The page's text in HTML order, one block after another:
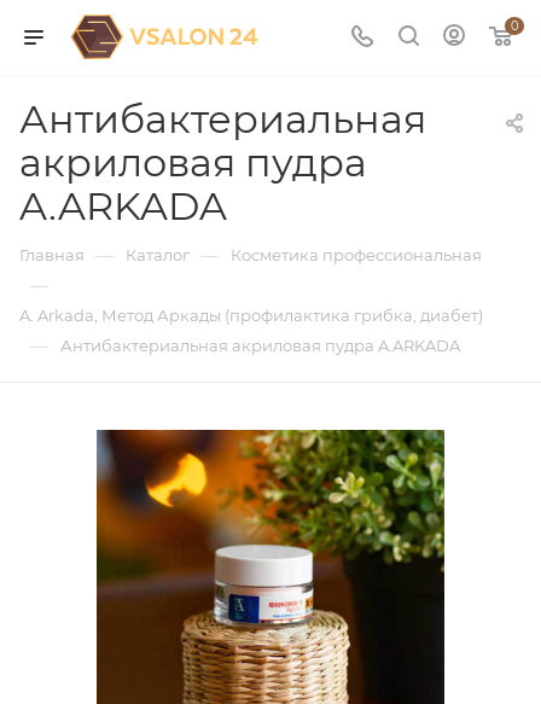
0
Антибактериальная
акриловая пудра
A.ARKADA
Главная — Каталог — Косметика профессиональная
—
A. Arkada, Метод Аркады (профилактика грибка, диабет)
— Антибактериальная акриловая пудра A.ARKADA